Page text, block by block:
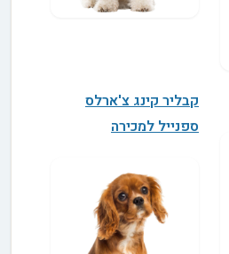
קבליר קינג צ'ארלס
ספנייל למכירה